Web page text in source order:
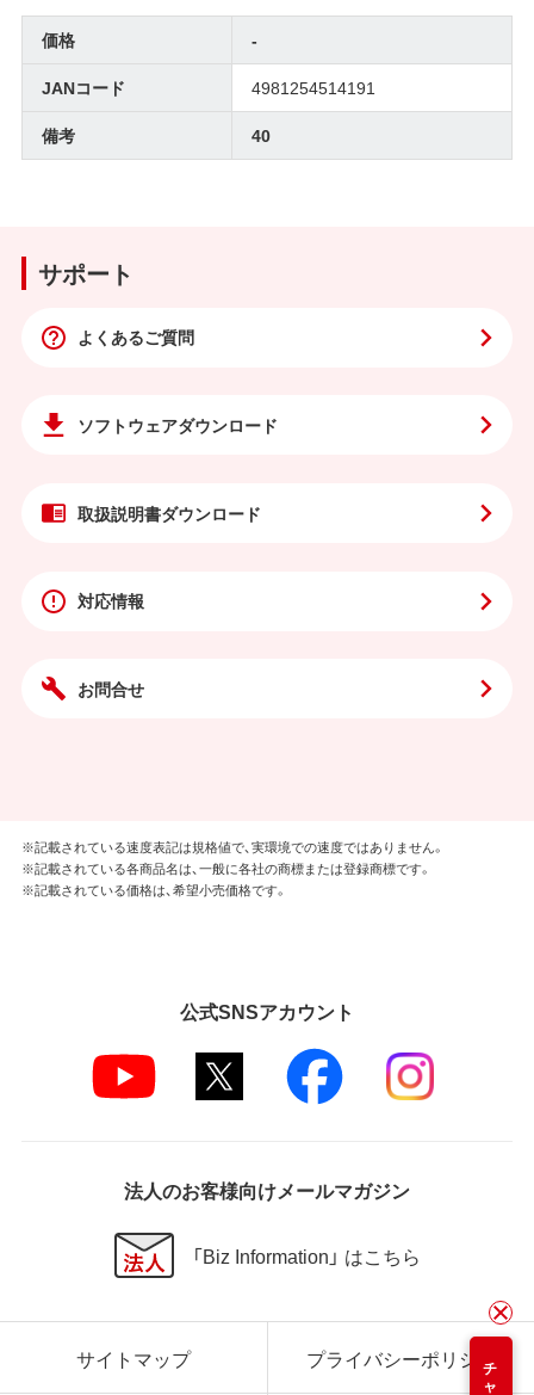
価格
-
JANコード
4981254514191
備考
40
サポート
よくあるご質問
ソフトウェアダウンロード
取扱説明書ダウンロード
対応情報
お問合せ
※記載されている速度表記は規格値で、実環境での速度ではありません。
※記載されている各商品名は、一般に各社の商標または登録商標です。
※記載されている価格は、希望小売価格です。
公式SNSアカウント
法人のお客様向けメールマガジン
「Biz Information」 はこちら
サイトマップ プライバシーポリシー